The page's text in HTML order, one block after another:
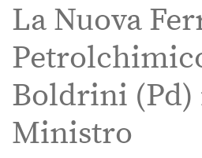
La Nuova
Boldrini (Pd)
Ministro